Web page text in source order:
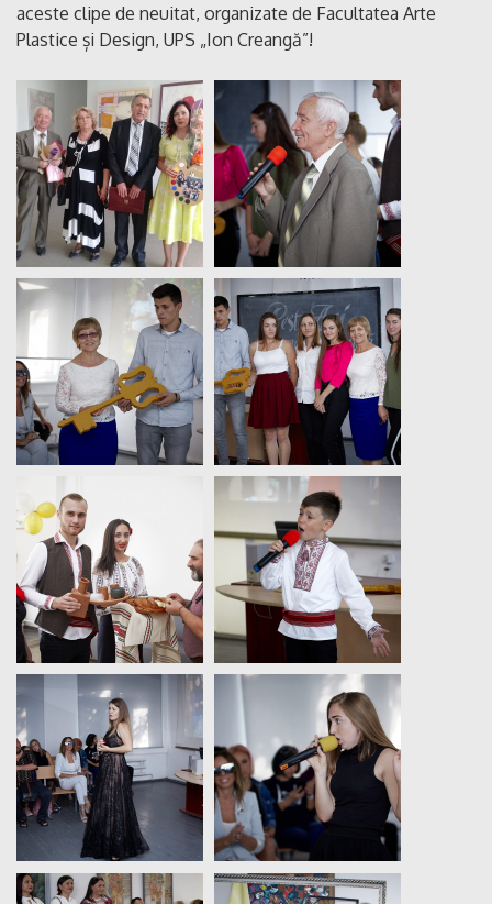
aceste clipe de neuitat, organizate de Facultatea Arte
Plastice și Design, UPS „Ion Creangă”!